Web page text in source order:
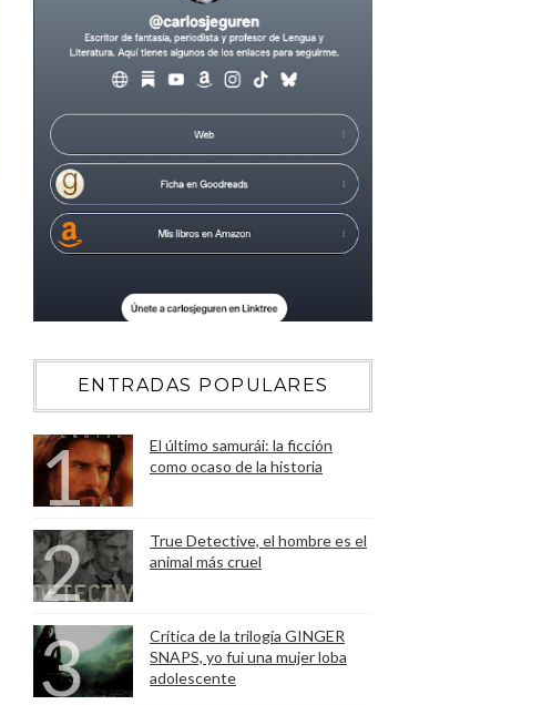
ENTRADAS POPULARES
El último samurái: la ficción
como ocaso de la historia
True Detective, el hombre es el
animal más cruel
Crítica de la trilogía GINGER
SNAPS, yo fui una mujer loba
adolescente